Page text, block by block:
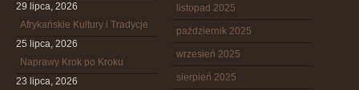
29 lipca, 2026
Afrykańskie Kultury i Tradycje
25 lipca, 2026
Naprawy Krok po Kroku
23 lipca, 2026
listopad 2025
październik 2025
wrzesień 2025
sierpień 2025